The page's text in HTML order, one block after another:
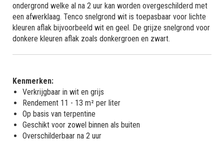
ondergrond welke al na 2 uur kan worden overgeschilderd met
een afwerklaag. Tenco snelgrond wit is toepasbaar voor lichte
kleuren aflak bijvoorbeeld wit en geel. De grijze snelgrond voor
donkere kleuren aflak zoals donkergroen en zwart.
Kenmerken:
Verkrijgbaar in wit en grijs
Rendement 11 - 13 m² per liter
Op basis van terpentine
Geschikt voor zowel binnen als buiten
Overschilderbaar na 2 uur